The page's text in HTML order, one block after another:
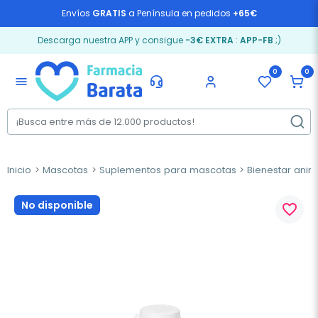
Envíos GRATIS a Península en pedidos +65€
Descarga nuestra APP y consigue -3€ EXTRA: APP-FB ;)
menu
0 0
Inicio Mascotas Suplementos para mascotas Bienestar
No disponible favorite_border